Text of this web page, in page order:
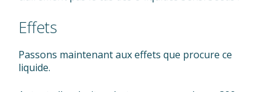
Effets
Passons maintenant aux effets que procure ce
liquide.